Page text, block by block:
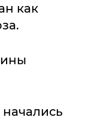
как
начались